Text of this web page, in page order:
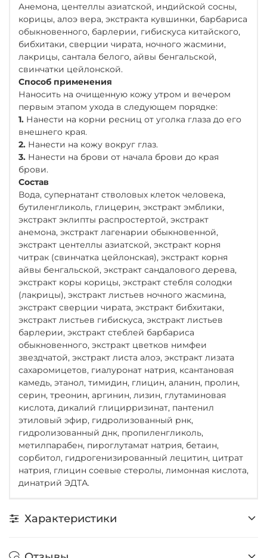
Анемона, центеллы азиатской, индийской сосны,
корицы, алоэ вера, экстракта кувшинки, барбариса
обыкновенного, барлерии, гибискуса китайского,
бибхитаки, сверции чирата, ночного жасмини,
лакрицы, сантала белого, айвы бенгальской,
свинчатки цейлонской.
Способ применения
Наносить на очищенную кожу утром и вечером
первым этапом ухода в следующем порядке:
1. Нанести на корни ресниц от уголка глаза до его
внешнего края.
2. Нанести на кожу вокруг глаз.
3. Нанести на брови от начала брови до края
брови.
Состав
Вода, супернатант стволовых клеток человека,
бутиленгликоль, глицерин, экстракт эмблики,
экстракт эклипты распростертой, экстракт
анемона, экстракт лагенарии обыкновенной,
экстракт центеллы азиатской, экстракт корня
читрак (свинчатка цейлонская), экстракт корня
айвы бенгальской, экстракт сандалового дерева,
экстракт коры корицы, экстракт стебля солодки
(лакрицы), экстракт листьев ночного жасмина,
экстракт сверции чирата, экстракт бибхитаки,
экстракт листьев гибискуса, экстракт листьев
барлерии, экстракт стеблей барбариса
обыкновенного, экстракт цветков нимфеи
звездчатой, экстракт листа алоэ, экстракт лизата
сахаромицетов, гиалуронат натрия, ксантановая
камедь, этанол, тимидин, глицин, аланин, пролин,
серин, треонин, аргинин, лизин, глутаминовая
кислота, дикалий глицирризинат, пантенил
этиловый эфир, гидролизованный рнк,
гидролизованный днк, пропиленгликоль,
метилпарабен, пироглутамат натрия, бетаин,
сорбитол, гидрогенизированный лецитин, цитрат
натрия, глицин соевые стеролы, лимонная кислота,
динатрий ЭДТА.
Характеристики